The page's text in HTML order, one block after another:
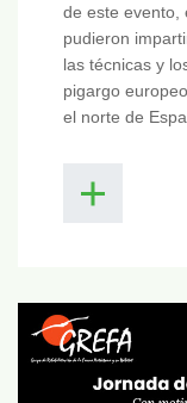
de este evento,
pudieron
las técnicas y
pigargo
el norte de